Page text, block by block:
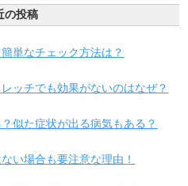
の投稿
単なチェック方法は？
ッチでも効果がないのはなぜ？
似た症状が出る病気もある？
い場合も要注意な理由！